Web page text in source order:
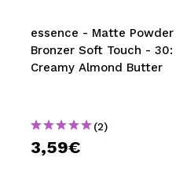
essence - Matte Powder
Bronzer Soft Touch - 30:
Creamy Almond Butter
(2)
3,59€